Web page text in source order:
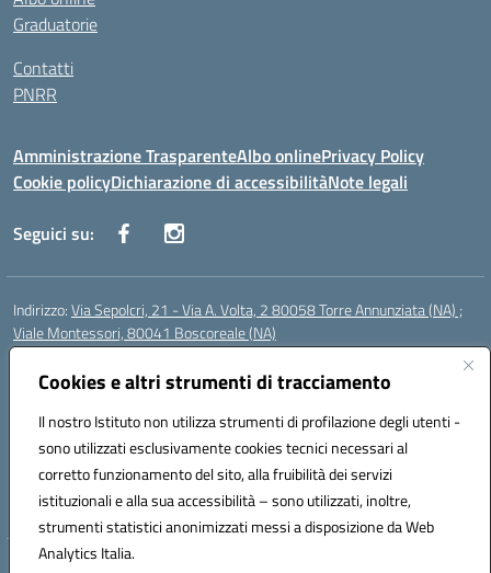
Cookies e altri strumenti di tracciamento
Il nostro Istituto non utilizza strumenti di profilazione degli utenti -
sono utilizzati esclusivamente cookies tecnici necessari al
corretto funzionamento del sito, alla fruibilità dei servizi
istituzionali e alla sua accessibilità – sono utilizzati, inoltre,
strumenti statistici anonimizzati messi a disposizione da Web
Analytics Italia.
Graduatorie
Contatti
PNRR
Amministrazione TrasparenteAlbo onlinePrivacy Policy
Cookie policyDichiarazione di accessibilitàNote legali
Seguici su:
Indirizzo:Via Sepolcri, 21 - Via A. Volta, 2 80058 Torre Annunziata (NA) ;
Viale Montessori, 80041 Boscoreale (NA)
Centralino:
Posta elettronica certificata (PEC):nais04100b@pec.istruzione.it
Codice fiscale: 82008750638
Codice meccanografico:NAIS04100B
Codice Indice delle Pubbliche Amministrazioni (IPA): istsc_nais04100b
Codice unico di fatturazione (CUF): UFELOU